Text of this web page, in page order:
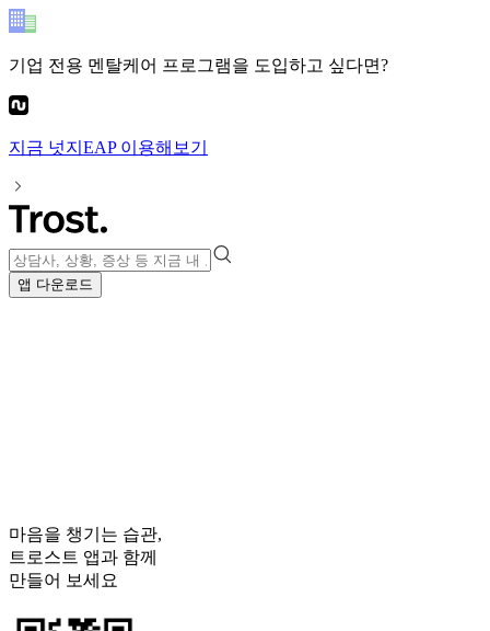
기업 전용 멘탈케어 프로그램을 도입하고 싶다면?
지금 넛지EAP이용해보기
앱 다운로드
마음을 챙기는 습관,
트로스트 앱과 함께
만들어 보세요